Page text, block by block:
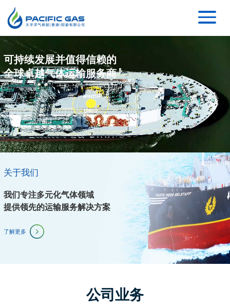
可持续发展并值得信赖的
全球卓越气体运输服务商
可持续发展并值得信赖的
全球卓越气体运输服务商
可持续发展并值得信赖的
全球卓越气体运输服务商
可持续发展并值得信赖的
全球卓越气体运输服务商
关于我们
我们专注多元化气体领域
提供领先的运输服务解决方案
了解更多
公司业务